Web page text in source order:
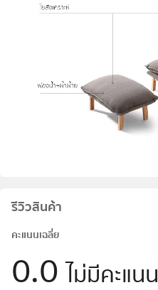
รีวิวสินค้า
คะแนนเฉลี่ย
0.0 ไม่มีคะแนน